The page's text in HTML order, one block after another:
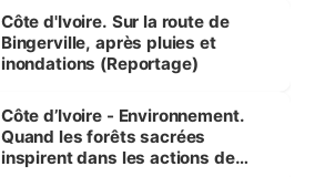
(Alassane Ouattara
Côte d'Ivoire. Sur la route de
Bingerville, après pluies et
inondations (Reportage)
Côte d’Ivoire - Environnement.
Quand les forêts sacrées
inspirent dans les actions de